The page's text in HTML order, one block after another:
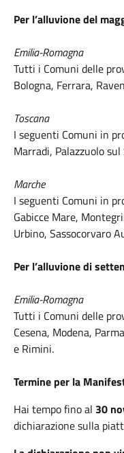
Per l’alluvione del
Emilia-Romagna
Tutti i Comuni delle
Bologna, Ferrara,
Toscana
I seguenti Comuni in
Marradi, Palazzuolo sul
Marche
I seguenti Comuni in
Gabicce Mare,
Urbino, Sassocorvaro
Per l’alluvione di
Emilia-Romagna
Tutti i Comuni delle
Cesena, Modena,
e Rimini.
Termine per la
Hai tempo fino al 30
dichiarazione sulla